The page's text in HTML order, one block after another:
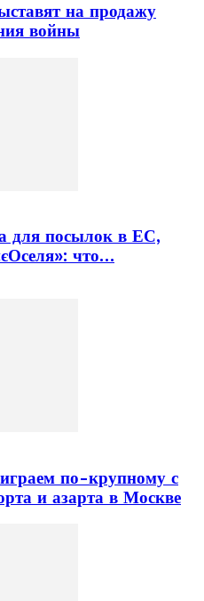
на продажу
войны
для посылок в ЕС,
что…
по-крупному с
и азарта в Москве